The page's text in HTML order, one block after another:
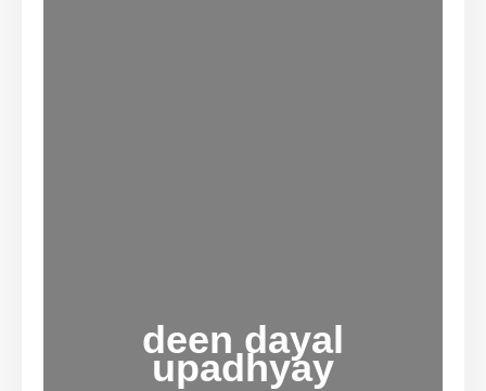
deen dayal
upadhyay